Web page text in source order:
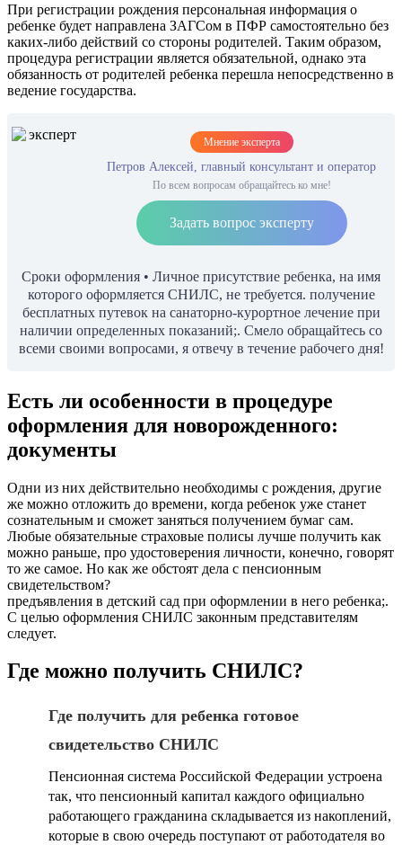
При регистрации рождения персональная информация о
ребенке будет направлена ЗАГСом в ПФР самостоятельно без
каких-либо действий со стороны родителей. Таким образом,
процедура регистрации является обязательной, однако эта
обязанность от родителей ребенка перешла непосредственно в
ведение государства.
Мнение эксперта
Петров Алексей, главный консультант и оператор
По всем вопросам обращайтесь ко мне!
Задать вопрос эксперту
Сроки оформления • Личное присутствие ребенка, на имя
которого оформляется СНИЛС, не требуется. получение
бесплатных путевок на санаторно-курортное лечение при
наличии определенных показаний;. Смело обращайтесь со
всеми своими вопросами, я отвечу в течение рабочего дня!
Есть ли особенности в процедуре
оформления для новорожденного:
документы
Одни из них действительно необходимы с рождения, другие
же можно отложить до времени, когда ребенок уже станет
сознательным и сможет заняться получением бумаг сам.
Любые обязательные страховые полисы лучше получить как
можно раньше, про удостоверения личности, конечно, говорят
то же самое. Но как же обстоят дела с пенсионным
свидетельством?
предъявления в детский сад при оформлении в него ребенка;.
С целью оформления СНИЛС законным представителям
следует.
Где можно получить СНИЛС?
Где получить для ребенка готовое
свидетельство СНИЛС
Пенсионная система Российской Федерации устроена
так, что пенсионный капитал каждого официально
работающего гражданина складывается из накоплений,
которые в свою очередь поступают от работодателя во